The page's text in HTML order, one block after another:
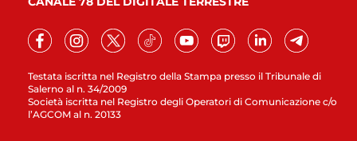
Testata iscritta nel Registro della Stampa presso il Tribunale di
Salerno al n. 34/2009
Società iscritta nel Registro degli Operatori di Comunicazione c/o
l’AGCOM al n. 20133